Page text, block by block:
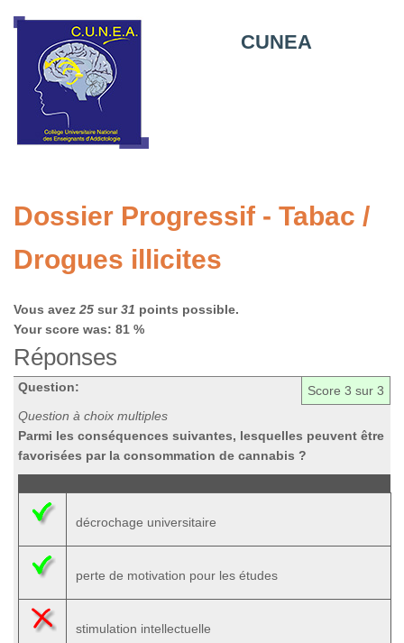
CUNEA
Dossier Progressif - Tabac /
Drogues illicites
Vous avez 25 sur31 points possible.
Your score was: 81 %
Réponses
Score 3 sur 3
Question:
Question à choix multiples
Parmi les conséquences suivantes, lesquelles peuvent être
favorisées par la consommation de cannabis ?
décrochage universitaire
perte de motivation pour les études
stimulation intellectuelle